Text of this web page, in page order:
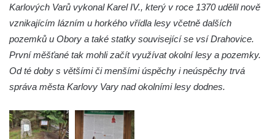
Socha Orlice v ZOO Hluboká
Socha Kozorožec horský v ZOO Hluboká
Socha Včela v ZOO Hluboká
Socha Nosorožík v ZOO Hluboká
Karlových Varů vykonal Karel IV., který v roce 1370 udělil nově
vznikajícím lázním u horkého vřídla lesy včetně dalších
pozemků u Obory a také statky související se vsí Drahovice.
První měšťané tak mohli začít využívat okolní lesy a pozemky.
Od té doby s většími či menšími úspěchy i neúspěchy trvá
správa města Karlovy Vary nad okolními lesy dodnes.